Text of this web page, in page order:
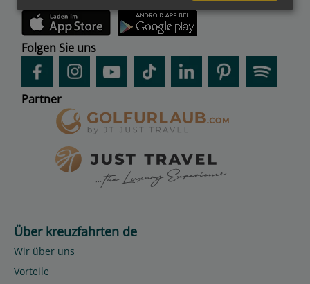
Folgen Sie uns
Partner
Über kreuzfahrten de
Wir über uns
Vorteile